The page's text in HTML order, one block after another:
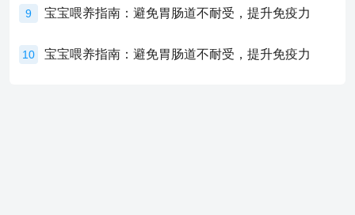
9 宝宝喂养指南：避免胃肠道不耐受，提升免疫力
10 宝宝喂养指南：避免胃肠道不耐受，提升免疫力